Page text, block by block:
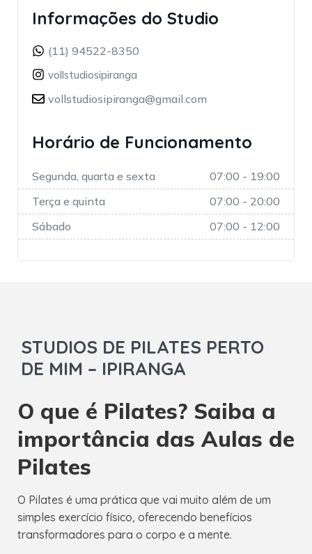
Informações do Studio
(11) 94522-8350
vollstudiosipiranga
vollstudiosipiranga@gmail.com
Horário de Funcionamento
Segunda, quarta e sexta
07:00 - 19:00
Terça e quinta
07:00 - 20:00
Sábado
07:00 - 12:00
STUDIOS DE PILATES PERTO
DE MIM – IPIRANGA
O que é Pilates? Saiba a
importância das Aulas de
Pilates
O Pilates é uma prática que vai muito além de um
simples exercício físico, oferecendo benefícios
transformadores para o corpo e a mente.